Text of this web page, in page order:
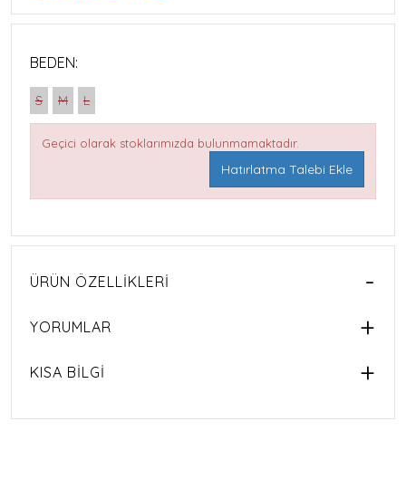
BEDEN:
S M L
Geçici olarak stoklarımızda bulunmamaktadır.
Hatırlatma Talebi Ekle
ÜRÜN ÖZELLIKLERI
YORUMLAR
KISA BİLGİ